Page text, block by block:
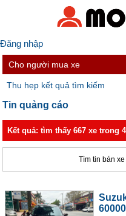
Đăng nhập
Cho người mua xe
Thu hẹp kết quả tìm kiếm
Tin quảng cáo
Kết quả: tìm thấy 667 xe trong
Tìm tin bán
60000